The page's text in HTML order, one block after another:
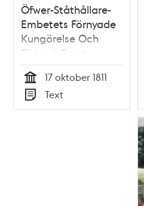
Öfwer-Ståthållare-
Embetets Förnyade
Kungörelse Och
Förbud, Emot
Owarsamt
umgående med Eld,
Tobaks rökning på
förbudne ställen,
Tid
17 oktober 1811
Typ
Text